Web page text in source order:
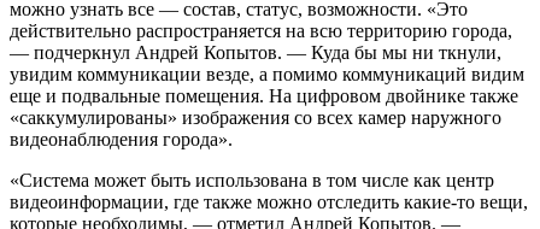
можно узнать все — состав, статус, возможности. «Это
действительно распространяется на всю территорию города,
— подчеркнул Андрей Копытов. — Куда бы мы ни ткнули,
увидим коммуникации везде, а помимо коммуникаций видим
еще и подвальные помещения. На цифровом двойнике также
«саккумулированы» изображения со всех камер наружного
видеонаблюдения города».
«Система может быть использована в том числе как центр
видеоинформации, где также можно отследить какие-то вещи,
которые необходимы, — отметил Андрей Копытов. —